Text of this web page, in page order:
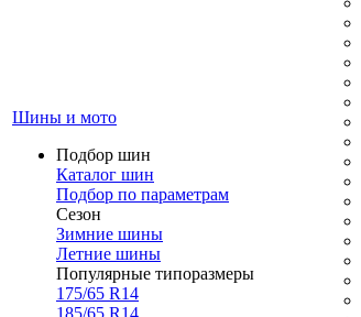
Шины и мото
Подбор шин
Каталог шин
Подбор по параметрам
Сезон
Зимние шины
Летние шины
Популярные типоразмеры
175/65 R14
185/65 R14